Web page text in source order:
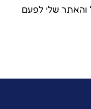
והאתר שלי לפעם